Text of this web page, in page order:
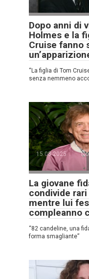
Dopo anni di
Holmes e la
Cruise fanno
“La figlia di Tom
senza nemmeno
15.08.2025
La giovane
condivide
mentre lui
compleanno
“82 candeline, una
forma smagliante”